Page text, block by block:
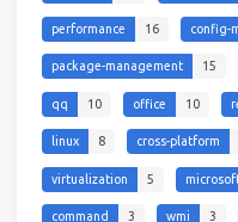
performance 16 config-
package-management 15
qq 10 office 10
linux 8 cross-platform
virtualization 5
command 3 wmi 3